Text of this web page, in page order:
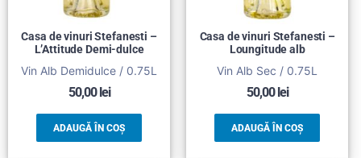
Casa de vinuri Stefanesti –
L’Attitude Demi-dulce
Vin Alb Demidulce / 0.75L
50,00lei
ADAUGĂ ÎN COȘ
Casa de vinuri Stefanesti –
Loungitude alb
Vin Alb Sec / 0.75L
50,00lei
ADAUGĂ ÎN COȘ